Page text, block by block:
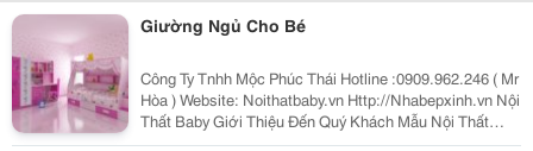
Giường Ngủ Cho Bé
Công Ty Tnhh Mộc Phúc Thái Hotline :0909.962.246 ( Mr
Hòa ) Website: Noithatbaby.vn Http://Nhabepxinh.vn Nội
Thất Baby Giới Thiệu Đến Quý Khách Mẫu Nội Thất
Hiện Đại Cho Căn Nhà Của Mình,Rất Mong Sự Quan